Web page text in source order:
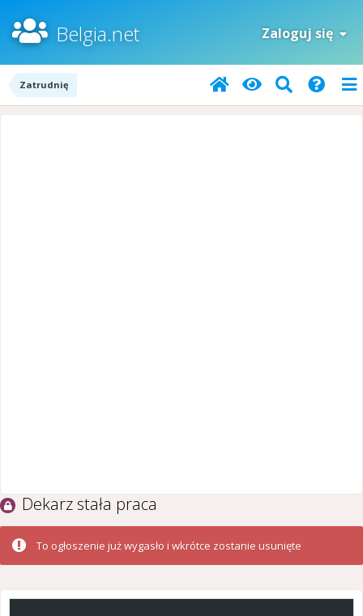
Belgia.net Zaloguj się
Zatrudnię
Dekarz stała praca
To ogłoszenie już wygasło i wkrótce zostanie usunięte